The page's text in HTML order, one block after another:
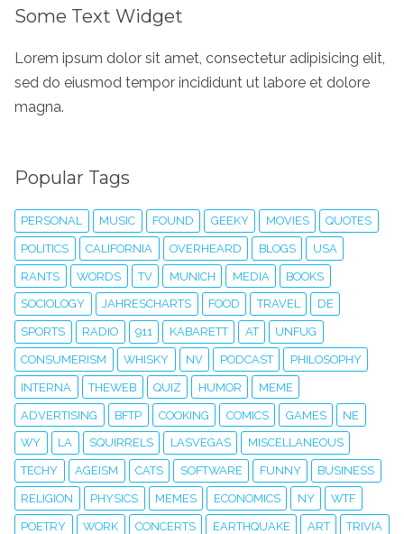
Some Text Widget
Lorem ipsum dolor sit amet, consectetur adipisicing elit,
sed do eiusmod tempor incididunt ut labore et dolore
magna.
Popular Tags
PERSONAL MUSIC FOUND GEEKY MOVIES QUOTES
POLITICS CALIFORNIA OVERHEARD BLOGS USA
RANTS WORDS TV MUNICH MEDIA BOOKS
SOCIOLOGY JAHRESCHARTS FOOD TRAVEL DE
SPORTS RADIO 911 KABARETT AT UNFUG
CONSUMERISM WHISKY NV PODCAST PHILOSOPHY
INTERNA THEWEB QUIZ HUMOR MEME
ADVERTISING BFTP COOKING COMICS GAMES NE
WY LA SQUIRRELS LASVEGAS MISCELLANEOUS
TECHY AGEISM CATS SOFTWARE FUNNY BUSINESS
RELIGION PHYSICS MEMES ECONOMICS NY WTF
POETRY WORK CONCERTS EARTHQUAKE ART TRIVIA